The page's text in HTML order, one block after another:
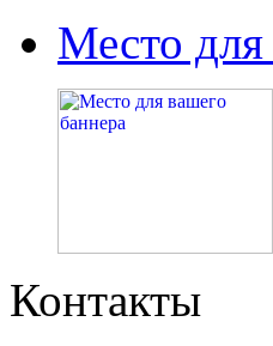
Место для
Контакты